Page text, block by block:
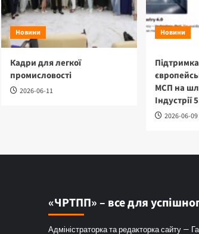
Новини
Кадри для легкої
промисловості
2026-06-11
Новини
МСП на
Індустрії
2026-06-09
«ЧРТПП» – все для
Адміністраторка та редакторка сайту —